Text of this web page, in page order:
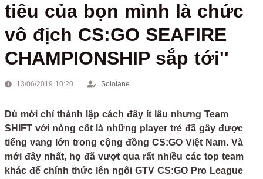
tiêu của bọn mình là chức
vô địch CS:GO SEAFIRE
CHAMPIONSHIP sắp tới''
13/06/2019 10:20 Sololane
Dù mới chỉ thành lập cách đây ít lâu nhưng Team
SHIFT với nòng cốt là những player trẻ đã gây được
tiếng vang lớn trong cộng đồng CS:GO Việt Nam. Và
mới đây nhất, họ đã vượt qua rất nhiều các top team
khác để chính thức lên ngôi GTV CS:GO Pro League